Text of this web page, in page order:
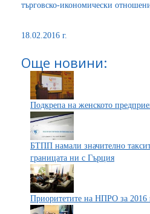
търговско-икономически
18.02.2016 г.
Още новини:
Подкрепа на женското
БТПП намали значително
границата ни с Гърция
Приоритетите на НПРО за 2016